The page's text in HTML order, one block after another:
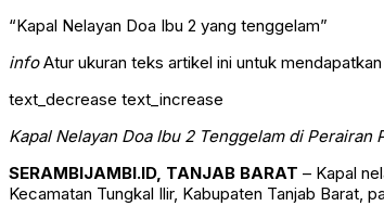
“Kapal Nelayan Doa Ibu 2 yang tenggelam”
infoAtur ukuran teks artikel ini untuk
text_decrease text_increase
Kapal Nelayan Doa Ibu 2 Tenggelam di Perairan
SERAMBIJAMBI.ID, TANJAB BARAT – Kapal
Kecamatan Tungkal Ilir, Kabupaten Tanjab Barat,